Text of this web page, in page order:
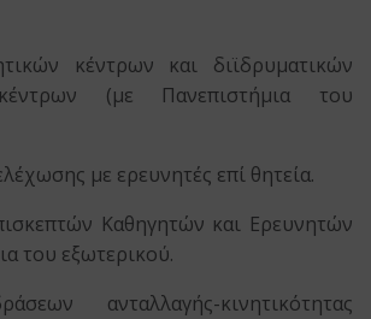
κέντρων και διϊδρυματικών
(με Πανεπιστήμια του
με ερευνητές επί θητεία.
Καθηγητών και Ερευνητών
του εξωτερικού.
ανταλλαγής-κινητικότητας